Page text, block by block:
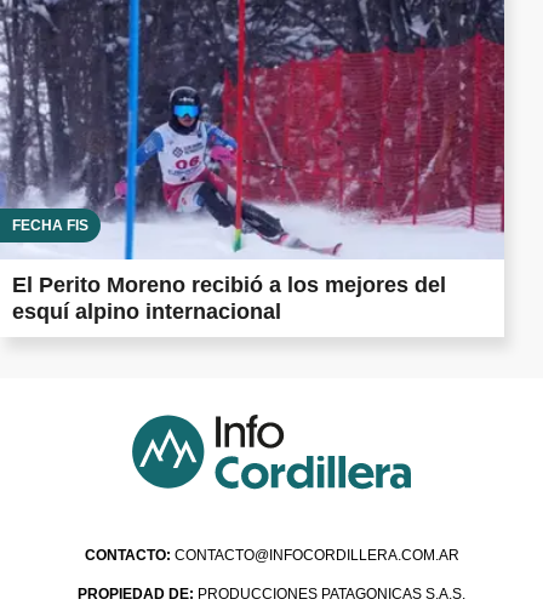
FECHA FIS
El Perito Moreno recibió a los mejores del
esquí alpino internacional
CONTACTO: CONTACTO@INFOCORDILLERA.COM.AR
PROPIEDAD DE: PRODUCCIONES PATAGONICAS S.A.S.